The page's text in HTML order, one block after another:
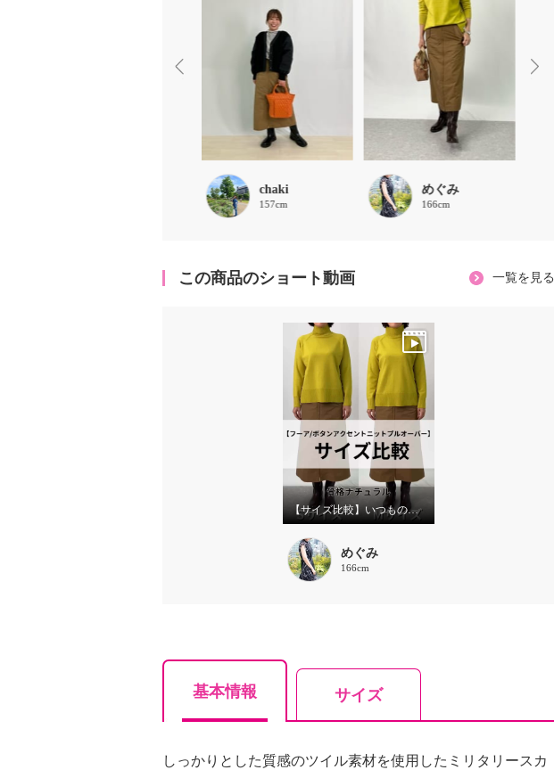
chaki
157cm
めぐみ
166cm
この商品のショート動画 一覧を見る
【サイズ比較】いつものサイズがおすすめ
めぐみ
166cm
基本情報 サイズ
しっかりとした質感のツイル素材を使用したミリタリースカ